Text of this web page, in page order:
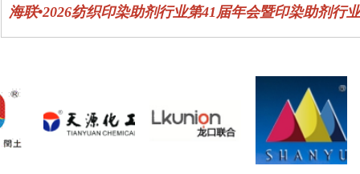
海联•2026纺织印染助剂行业第41届年会暨印染助剂行